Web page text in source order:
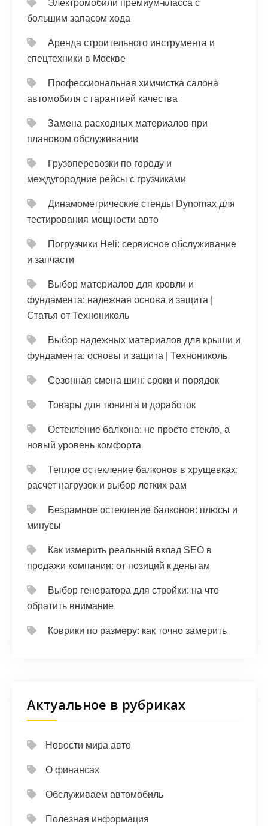
Электромобили премиум-класса с
большим запасом хода
Аренда строительного инструмента и
спецтехники в Москве
Профессиональная химчистка салона
автомобиля с гарантией качества
Замена расходных материалов при
плановом обслуживании
Грузоперевозки по городу и
междугородние рейсы с грузчиками
Динамометрические стенды Dynomax для
тестирования мощности авто
Погрузчики Heli: сервисное обслуживание
и запчасти
Выбор материалов для кровли и
фундамента: надежная основа и защита |
Статья от Технониколь
Выбор надежных материалов для крыши и
фундамента: основы и защита | Технониколь
Сезонная смена шин: сроки и порядок
Товары для тюнинга и доработок
Остекление балкона: не просто стекло, а
новый уровень комфорта
Теплое остекление балконов в хрущевках:
расчет нагрузок и выбор легких рам
Безрамное остекление балконов: плюсы и
минусы
Как измерить реальный вклад SEO в
продажи компании: от позиций к деньгам
Выбор генератора для стройки: на что
обратить внимание
Коврики по размеру: как точно замерить
Актуальное в рубриках
Новости мира авто
О финансах
Обслуживаем автомобиль
Полезная информация